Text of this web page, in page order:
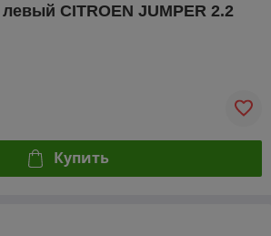
CITROEN JUMPER 2.2
Купить